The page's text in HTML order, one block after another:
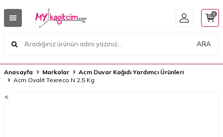
ARA
0
Anasayfa Markalar
Acm Duvar Kağıdı Yardımcı Ürünleri
Acm Ovalit Texreco N 2,5 Kg
<